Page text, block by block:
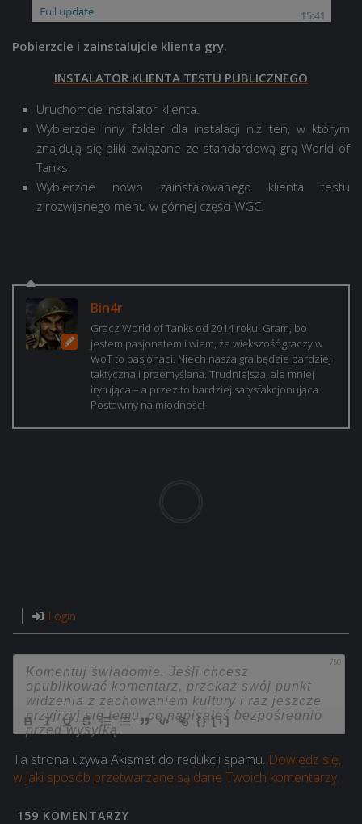
Pobierzcie i zainstalujcie klienta gry.
INSTALATOR KLIENTA TESTU PUBLICZNEGO
Uruchomcie instalator klienta.
Wybierzcie inny folder dla instalacji niż ten, w którym
znajdują się pliki związane ze standardową grą World of
Tanks.
Wybierzcie nowo zainstalowanego klienta testu
z rozwijanego menu w górnej części WGC.
Bin4r
Gracz World of Tanks od 2014 roku. Gram, bo
jestem pasjonatem i wiem, że większość graczy w
WoT to pasjonaci. Niech nasza gra będzie bardziej
taktyczna i przemyślana. Trudniejsza, ale mniej
irytująca – a przez to bardziej satysfakcjonująca.
Postawmy na miodność!
Login
750
{} [+]
Ta strona używa Akismet do redukcji spamu. Dowiedz się,
w jaki sposób przetwarzane są dane Twoich komentarzy.
159 KOMENTARZY